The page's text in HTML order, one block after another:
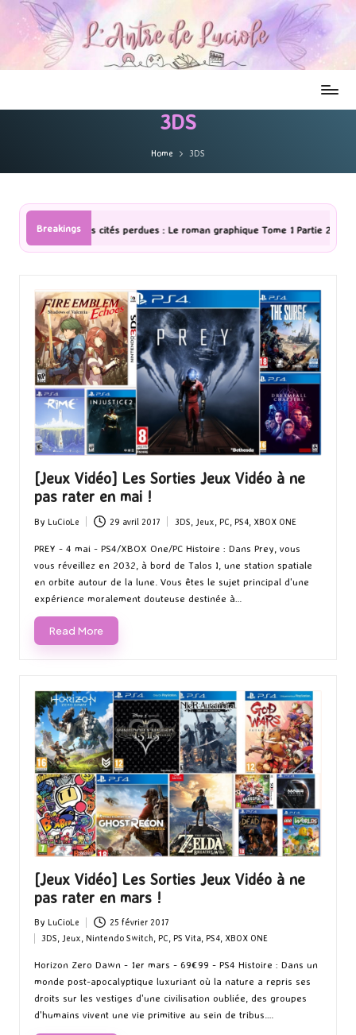
3DS
Home 3DS
Breakings
: Le roman graphique Tome 1 Partie 2 [Série TV] The
[Jeux Vidéo] Les Sorties Jeux Vidéo à ne
pas rater en mai !
Posted
by
By LuCioLe 29 avril 2017
Posted
in
3DS, Jeux, PC, PS4, XBOX ONE
PREY - 4 mai - PS4/XBOX One/PC Histoire : Dans Prey, vous
vous réveillez en 2032, à bord de Talos I, une station spatiale
en orbite autour de la lune. Vous êtes le sujet principal d'une
expérience moralement douteuse destinée à…
Read More
[Jeux Vidéo] Les Sorties Jeux Vidéo à ne
pas rater en mars !
Posted
by
By LuCioLe 25 février 2017
Posted
in
3DS, Jeux, Nintendo Switch,PC,PS Vita,PS4, XBOX ONE
Horizon Zero Dawn - 1er mars - 69€99 - PS4 Histoire : Dans un
monde post-apocalyptique luxuriant où la nature a repris ses
droits sur les vestiges d'une civilisation oubliée, des groupes
d'humains vivent une vie primitive au sein de tribus.…